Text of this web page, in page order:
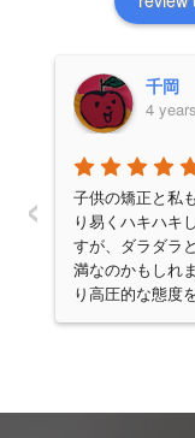
千岡
4
子供の矯正と私
り易くハキハキ
すが、ダラダラ
満なのかもしれ
り高圧的な態度
不思議です。気
んぽくないから
います。私がか
‹